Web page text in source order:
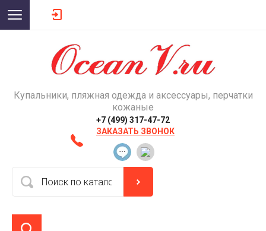
Купальники, пляжная одежда и аксессуары, перчатки
кожаные
+7 (499) 317-47-72
ЗАКАЗАТЬ ЗВОНОК